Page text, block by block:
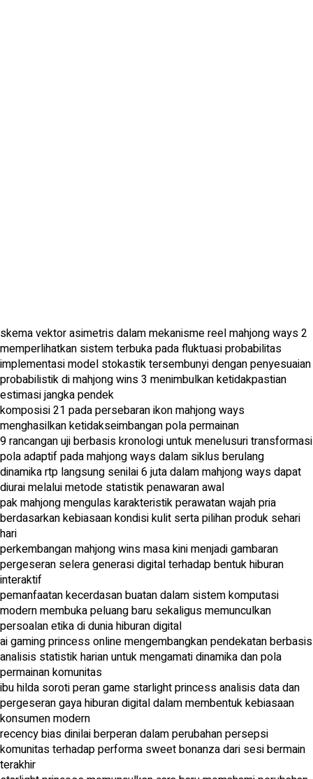
skema vektor asimetris dalam mekanisme reel mahjong ways 2
memperlihatkan sistem terbuka pada fluktuasi probabilitas
implementasi model stokastik tersembunyi dengan penyesuaian
probabilistik di mahjong wins 3 menimbulkan ketidakpastian
estimasi jangka pendek
komposisi 21 pada persebaran ikon mahjong ways
menghasilkan ketidakseimbangan pola permainan
9 rancangan uji berbasis kronologi untuk menelusuri transformasi
pola adaptif pada mahjong ways dalam siklus berulang
dinamika rtp langsung senilai 6 juta dalam mahjong ways dapat
diurai melalui metode statistik penawaran awal
pak mahjong mengulas karakteristik perawatan wajah pria
berdasarkan kebiasaan kondisi kulit serta pilihan produk sehari
hari
perkembangan mahjong wins masa kini menjadi gambaran
pergeseran selera generasi digital terhadap bentuk hiburan
interaktif
pemanfaatan kecerdasan buatan dalam sistem komputasi
modern membuka peluang baru sekaligus memunculkan
persoalan etika di dunia hiburan digital
ai gaming princess online mengembangkan pendekatan berbasis
analisis statistik harian untuk mengamati dinamika dan pola
permainan komunitas
ibu hilda soroti peran game starlight princess analisis data dan
pergeseran gaya hiburan digital dalam membentuk kebiasaan
konsumen modern
recency bias dinilai berperan dalam perubahan persepsi
komunitas terhadap performa sweet bonanza dari sesi bermain
terakhir